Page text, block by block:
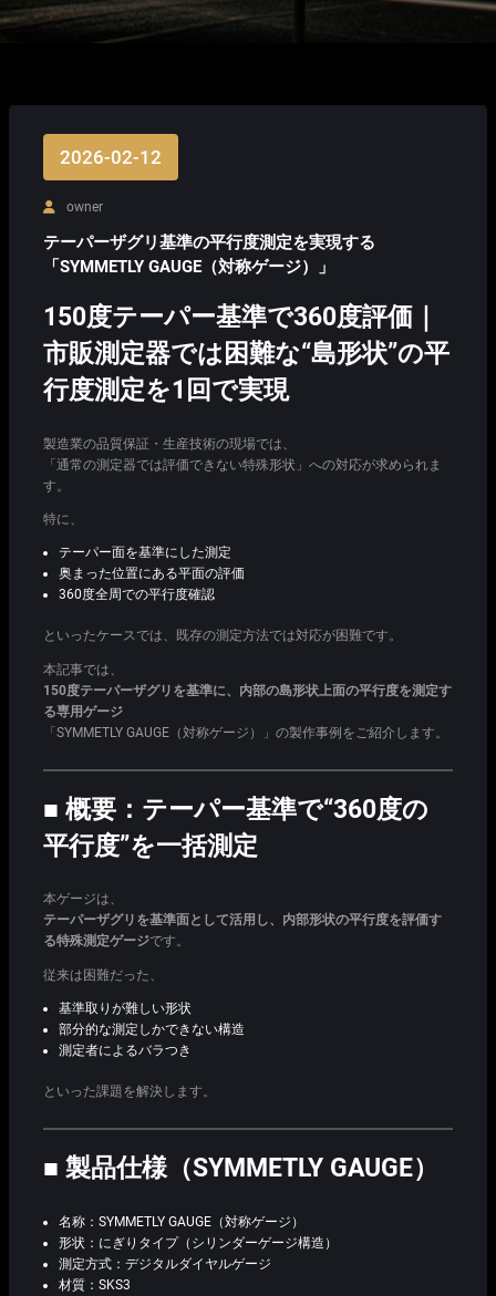
2026-02-12
owner
テーパーザグリ基準の平行度測定を実現する
「SYMMETLY GAUGE（対称ゲージ）」
150度テーパー基準で360度評価｜
市販測定器では困難な“島形状”の平
行度測定を1回で実現
製造業の品質保証・生産技術の現場では、
「通常の測定器では評価できない特殊形状」への対応が求められま
す。
特に、
テーパー面を基準にした測定
奥まった位置にある平面の評価
360度全周での平行度確認
といったケースでは、既存の測定方法では対応が困難です。
本記事では、
150度テーパーザグリを基準に、内部の島形状上面の平行度を測定す
る専用ゲージ
「SYMMETLY GAUGE（対称ゲージ）」の製作事例をご紹介します。
■ 概要：テーパー基準で“360度の
平行度”を一括測定
本ゲージは、
テーパーザグリを基準面として活用し、内部形状の平行度を評価す
る特殊測定ゲージです。
従来は困難だった、
基準取りが難しい形状
部分的な測定しかできない構造
測定者によるバラつき
といった課題を解決します。
■ 製品仕様（SYMMETLY GAUGE）
名称：SYMMETLY GAUGE（対称ゲージ）
形状：にぎりタイプ（シリンダーゲージ構造）
測定方式：デジタルダイヤルゲージ
材質：SKS3